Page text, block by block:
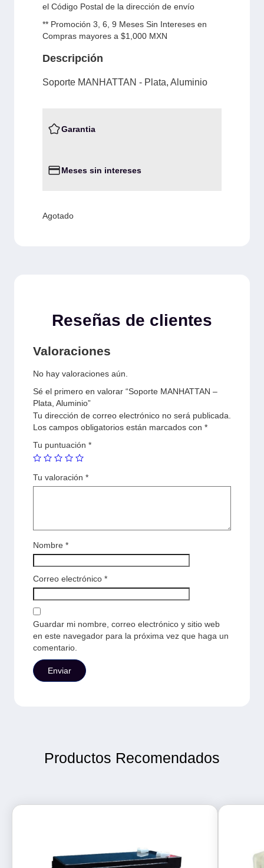
el Código Postal de la dirección de envío
** Promoción 3, 6, 9 Meses Sin Intereses en
Compras mayores a $1,000 MXN
Descripción
Soporte MANHATTAN - Plata, Aluminio
Garantia
Meses sin intereses
Agotado
Reseñas de clientes
Valoraciones
No hay valoraciones aún.
Sé el primero en valorar “Soporte MANHATTAN –
Plata, Aluminio”
Tu dirección de correo electrónico no será publicada.
Los campos obligatorios están marcados con *
Tu puntuación *
Tu valoración *
Nombre *
Correo electrónico *
Guardar mi nombre, correo electrónico y sitio web
en este navegador para la próxima vez que haga un
comentario.
Productos Recomendados